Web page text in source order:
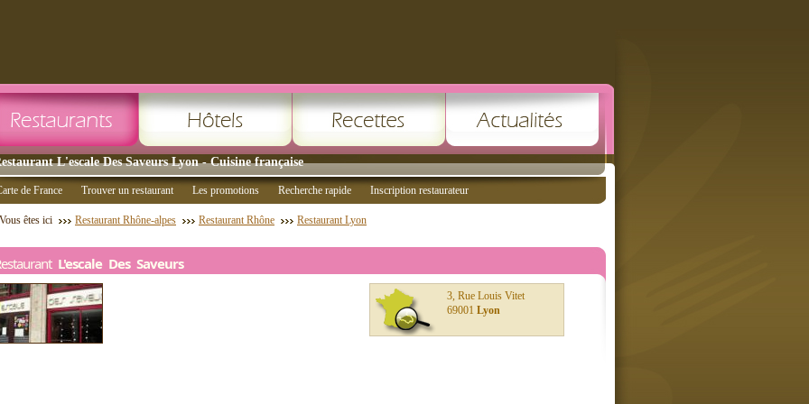
L'escale Des Saveurs Lyon - Cuisine française
de France Trouver un restaurant Les promotions Recherche rapide Inscription restaurateur
Vous êtes ici Restaurant Rhône-alpes Restaurant Rhône Restaurant Lyon
L'escale Des Saveurs
3, Rue Louis Vitet
69001 Lyon